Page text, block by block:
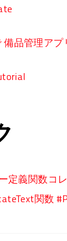
備品管理アプ
ー定義関数
関数